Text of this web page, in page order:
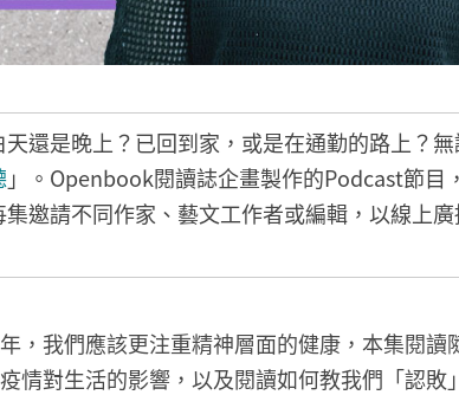
還是晚上？已回到家，或是在通勤的路上？
」。Openbook閱讀誌企畫製作的Podcast節目
邀請不同作家、藝文工作者或編輯，以線上
，我們應該更注重精神層面的健康，本集閱讀
情對生活的影響，以及閱讀如何教我們「認敗